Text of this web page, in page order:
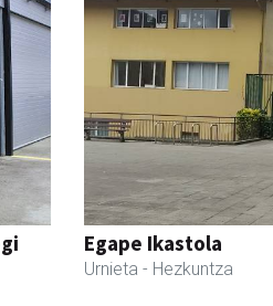
Egape Ikastola
Urnieta - Hezkuntza